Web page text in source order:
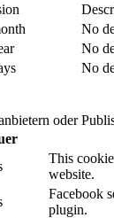
No
No
No
oder
This
website.
Facebook
plugin.